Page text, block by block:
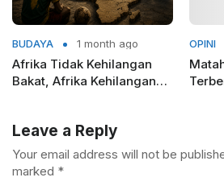
BUDAYA 1 month ago
Afrika Tidak Kehilangan
Bakat, Afrika Kehilangan
OPINI
Leave a Reply
Your email address will not be
marked *